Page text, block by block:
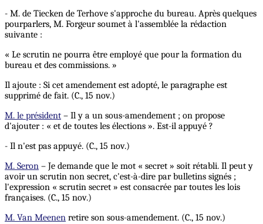
- M. de Tiecken de Terhove s'approche du bureau. Après quelques
pourparlers, M. Forgeur soumet à l'assemblée la rédaction
suivante :
« Le scrutin ne pourra être employé que pour la formation du
bureau et des commissions. »
Il ajoute : Si cet amendement est adopté, le paragraphe est
supprimé de fait. (C., 15 nov.)
M. le président – Il y a un sous-amendement ; on propose
d'ajouter : « et de toutes les élections ». Est-il appuyé ?
- Il n'est pas appuyé. (C., 15 nov.)
M. Seron – Je demande que le mot « secret » soit rétabli. Il peut y
avoir un scrutin non secret, c'est-à-dire par bulletins signés ;
l'expression « scrutin secret » est consacrée par toutes les lois
françaises. (C., 15 nov.)
M. Van Meenen retire son sous-amendement. (C., 15 nov.)